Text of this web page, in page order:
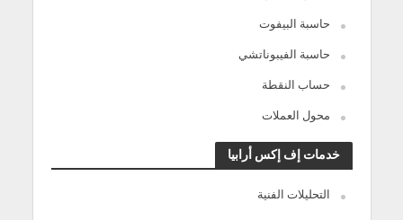
حاسبة البيفوت
حاسبة الفيبوناتشي
حساب النقطة
محول العملات
خدمات إف إكس أرابيا
التحليلات الفنية